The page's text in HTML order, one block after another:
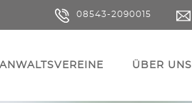
08543-2090015
ÜBER UNS